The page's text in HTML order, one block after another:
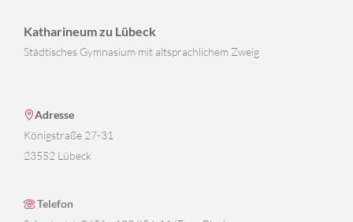
Katharineum zu Lübeck
Städtisches Gymnasium mit altsprachlichem Zweig
Adresse
Königstraße 27-31
23552 Lübeck
Telefon